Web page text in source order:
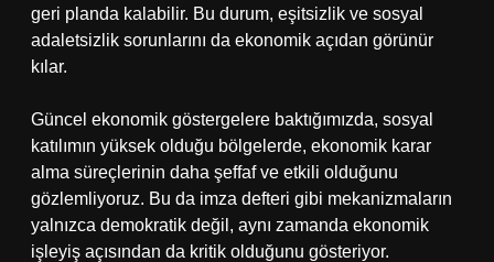
geri planda kalabilir. Bu durum, eşitsizlik ve sosyal
adaletsizlik sorunlarını da ekonomik açıdan görünür
kılar.
Güncel ekonomik göstergelere baktığımızda, sosyal
katılımın yüksek olduğu bölgelerde, ekonomik karar
alma süreçlerinin daha şeffaf ve etkili olduğunu
gözlemliyoruz. Bu da imza defteri gibi mekanizmaların
yalnızca demokratik değil, aynı zamanda ekonomik
işleyiş açısından da kritik olduğunu gösteriyor.